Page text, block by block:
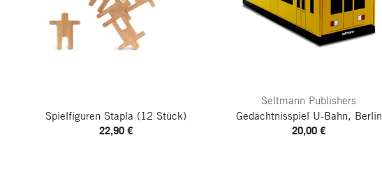
Spielfiguren Stapla (12 Stück)
22,90 €
Seltmann Publishers
Gedächtnisspiel U-Bahn, Berlin
20,00 €